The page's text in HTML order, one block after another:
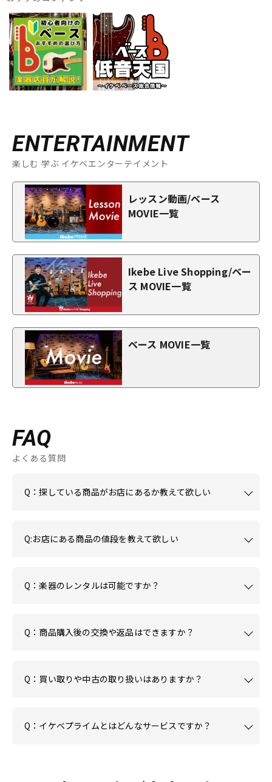
ENTERTAINMENT
楽しむ 学ぶ イケベエンターテイメント
レッスン動画/ベース
MOVIE一覧
Ikebe Live Shopping/ベー
ス MOVIE一覧
ベース MOVIE一覧
FAQ
よくある質問
Q：探している商品がお店にあるか教えて欲しい
Q:お店にある商品の値段を教えて欲しい
Q：楽器のレンタルは可能ですか？
Q：商品購入後の交換や返品はできますか？
Q：買い取りや中古の取り扱いはありますか？
Q：イケベプライムとはどんなサービスですか？